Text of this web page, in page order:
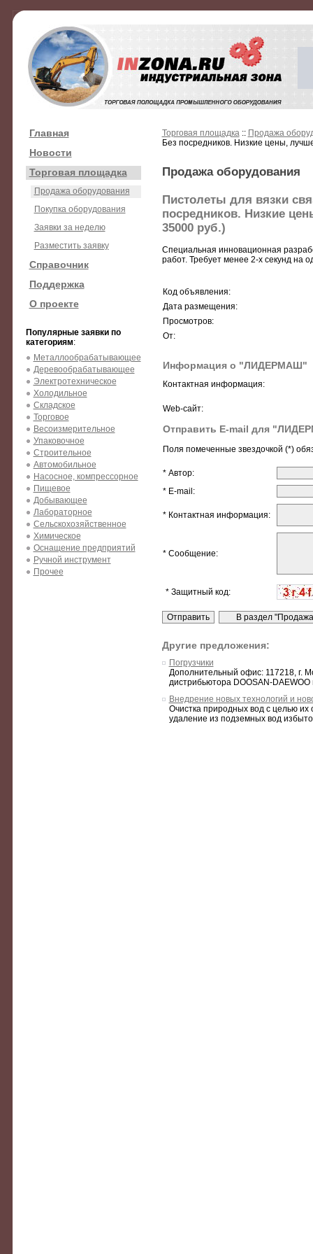
Главная
Новости
Торговая площадка
Продажа оборудования
Покупка оборудования
Заявки за неделю
Разместить заявку
Справочник
Поддержка
О проекте
Популярные заявки по
категориям:
Металлообрабатывающее
Деревообрабатывающее
Электротехническое
Холодильное
Складское
Торговое
Весоизмерительное
Упаковочное
Строительное
Автомобильное
Насосное, компрессорное
Пищевое
Добывающее
Лабораторное
Сельскохозяйственное
Химическое
Оснащение предприятий
Ручной инструмент
Прочее
Торговая площадка:: Продажа
Без посредников. Низкие цены,
Продажа оборудования
Пистолеты для вязки
посредников. Низкие
35000 руб.)
Специальная инновационная
работ. Требует менее 2-х секунд на
Код объявления:
Дата размещения:
Просмотров:
От:
Информация о "ЛИДЕРМАШ"
Контактная информация:
Web-сайт:
Отправить E-mail для
Поля помеченные звездочкой (*)
* Автор:
* E-mail:
* Контактная информация:
* Сообщение:
* Защитный код:
Другие предложения:
Погрузчики
Дополнительный офис: 117218, г.
дистрибьютора DOOSAN-
Внедрение новых технологий и
Очистка природных вод с целью их
удаление из подземных вод